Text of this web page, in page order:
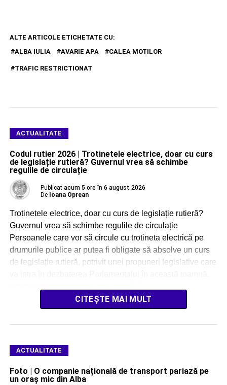
ALTE ARTICOLE ETICHETATE CU:
ALBA IULIA
AVARIE APA CALEA MOTILOR
TRAFIC RESTRICTIONAT
ACTUALITATE
Codul rutier 2026 | Trotinetele electrice, doar cu curs
de legislație rutieră? Guvernul vrea să schimbe
regulile de circulație
Publicat acum 5 ore în 6 august 2026
De Ioana Oprean
Trotinetele electrice, doar cu curs de legislație rutieră?
Guvernul vrea să schimbe regulile de circulație
Persoanele care vor să circule cu trotineta electrică pe
drumurile publice ar putea fi obligate să absolve un curs
de legislație rutieră, potrivit unei propuneri legislative care
CITEȘTE MAI MULT
ACTUALITATE
Foto | O companie națională de transport pariază pe
un oraș mic din Alba